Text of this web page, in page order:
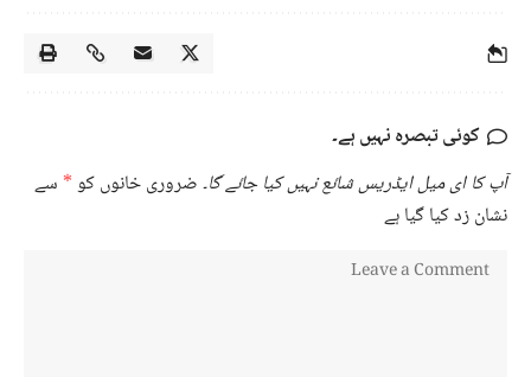
کوئی تبصرہ نہیں ہے۔
آپ کا ای میل ایڈریس شائع نہیں کیا جائے گا۔ضروری خانوں کو* سے
نشان زد کیا گیا ہے